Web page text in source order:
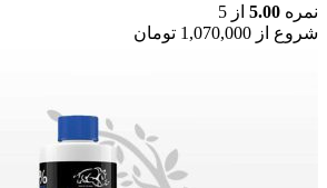
نمره 5.00 از 5
شروع از 1,070,000 تومان